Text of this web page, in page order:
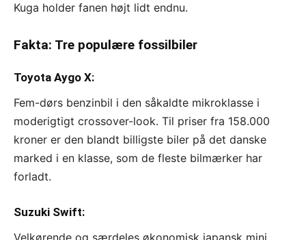
Kuga holder fanen højt lidt endnu.
Fakta: Tre populære fossilbiler
Toyota Aygo X:
Fem-dørs benzinbil i den såkaldte mikroklasse i
moderigtigt crossover-look. Til priser fra 158.000
kroner er den blandt billigste biler på det danske
marked i en klasse, som de fleste bilmærker har
forladt.
Suzuki Swift: